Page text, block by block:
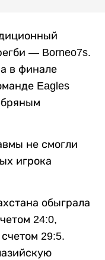
— Borneo7s.
в финале
Eagles
не смогли
игрока
обыграла
24:0,
29:5.